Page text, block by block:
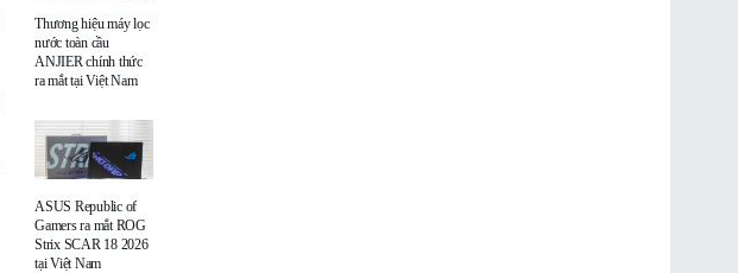
Thương hiệu máy lọc
nước toàn cầu
ANJIER chính thức
ra mắt tại Việt Nam
ASUS Republic of
Gamers ra mắt ROG
Strix SCAR 18 2026
tại Việt Nam